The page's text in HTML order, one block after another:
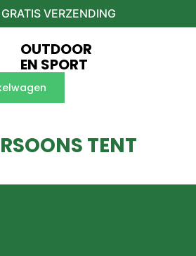
VERZENDING
OUTDOOR
EN SPORT
TENT